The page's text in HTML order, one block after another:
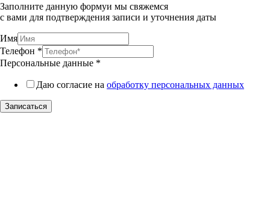
Заполните данную формуи мы свяжемся
с вами для подтверждения записи и уточнения даты
Имя
Телефон *
Персональные данные *
Даю согласие на обработку персональных данных
Записаться